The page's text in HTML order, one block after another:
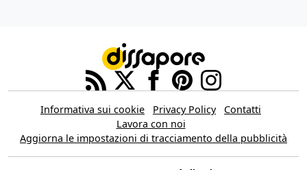
Informativa sui cookie Privacy Policy
Contatti
Lavora con noi
Aggiorna le impostazioni di tracciamento della pubblicità